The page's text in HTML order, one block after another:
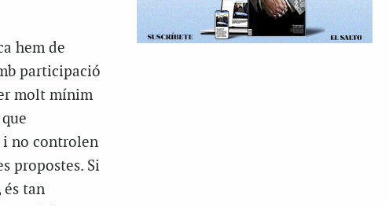
hem de
participació
molt mínim
i no controlen
propostes. Si
és tan